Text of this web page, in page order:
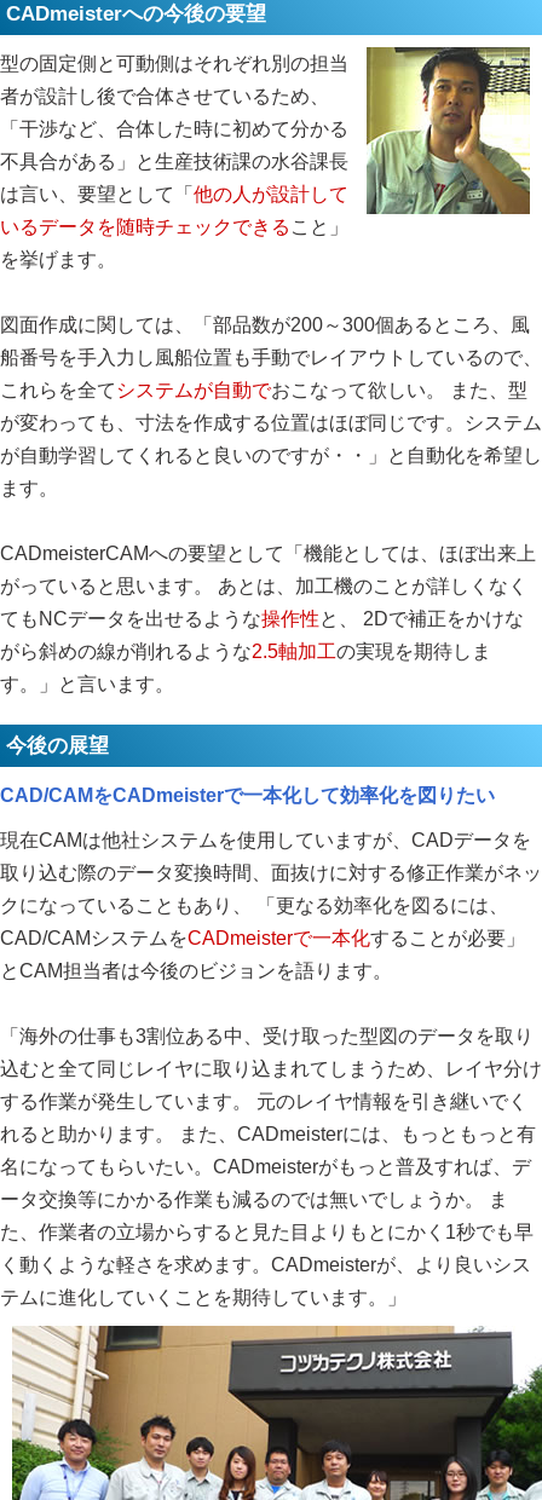
CADmeisterへの今後の要望
型の固定側と可動側はそれぞれ別の担当
者が設計し後で合体させているため、
「干渉など、合体した時に初めて分かる
不具合がある」と生産技術課の水谷課長
は言い、要望として「 他の人が設計して
いるデータを随時チェックできる こと」
を挙げます。
図面作成に関しては、「部品数が200～300個あるところ、風
船番号を手入力し風船位置も手動でレイアウトしているので、
これらを全て システムが自動でおこなって欲しい。 また、型
が変わっても、寸法を作成する位置はほぼ同じです。システム
が自動学習してくれると良いのですが・・」と自動化を希望し
ます。
CADmeisterCAMへの要望として「機能としては、ほぼ出来上
がっていると思います。 あとは、加工機のことが詳しくなく
てもNCデータを出せるような操作性と、 2Dで補正をかけな
がら斜めの線が削れるような2.5軸加工の実現を期待しま
す。」と言います。
今後の展望
CAD/CAMをCADmeisterで一本化して効率化を図りたい
現在CAMは他社システムを使用していますが、CADデータを
取り込む際のデータ変換時間、面抜けに対する修正作業がネッ
クになっていることもあり、 「更なる効率化を図るには、
CAD/CAMシステムをCADmeisterで一本化することが必要」
とCAM担当者は今後のビジョンを語ります。
「海外の仕事も3割位ある中、受け取った型図のデータを取り
込むと全て同じレイヤに取り込まれてしまうため、レイヤ分け
する作業が発生しています。 元のレイヤ情報を引き継いでく
れると助かります。 また、CADmeisterには、もっともっと有
名になってもらいたい。CADmeisterがもっと普及すれば、デ
ータ交換等にかかる作業も減るのでは無いでしょうか。 ま
た、作業者の立場からすると見た目よりもとにかく1秒でも早
く動くような軽さを求めます。CADmeisterが、より良いシス
テムに進化していくことを期待しています。」